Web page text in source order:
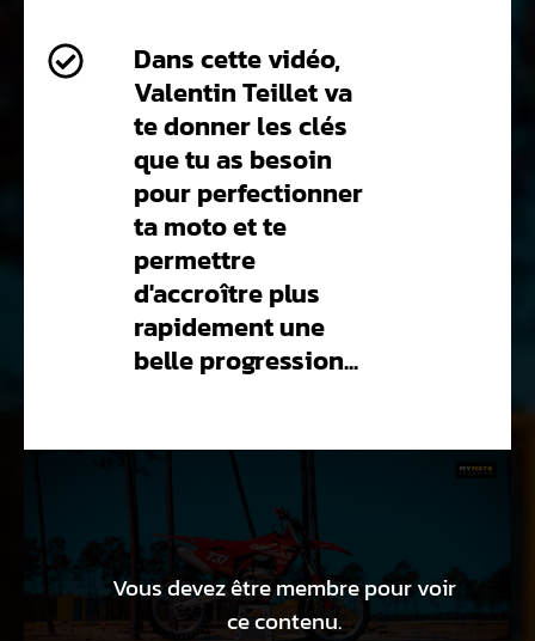
Dans cette vidéo,
Valentin Teillet va
te donner les clés
que tu as besoin
pour perfectionner
ta moto et te
permettre
d'accroître plus
rapidement une
belle progression...
Vous devez être membre pour voir
ce contenu.